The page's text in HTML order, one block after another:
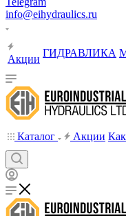
info@eihydraulics.ru
Акции
ГИДРАВЛИКА
Каталог Акции